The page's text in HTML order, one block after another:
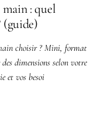
main : quel
(guide)
choisir ? Mini, format
dimensions selon votre
et vos besoi